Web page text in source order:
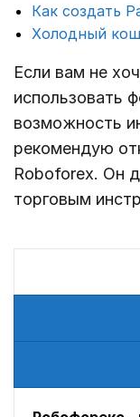
Как создать
Холодный
Если вам не
использовать
возможность
рекомендую
Roboforex. Он
торговым